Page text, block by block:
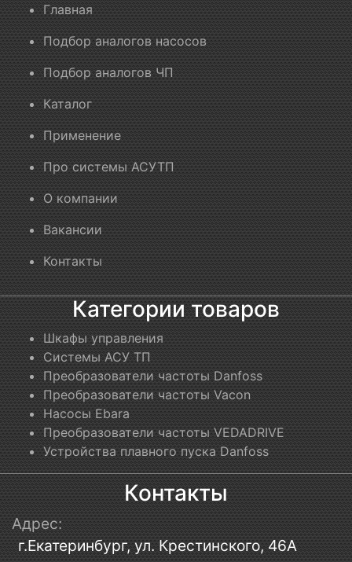
Главная
Подбор аналогов насосов
Подбор аналогов ЧП
Каталог
Применение
Про системы АСУТП
О компании
Вакансии
Контакты
Категории товаров
Шкафы управления
Системы АСУ ТП
Преобразователи частоты Danfoss
Преобразователи частоты Vacon
Насосы Ebara
Преобразователи частоты VEDADRIVE
Устройства плавного пуска Danfoss
Контакты
Адрес:
г.Екатеринбург, ул. Крестинского, 46А